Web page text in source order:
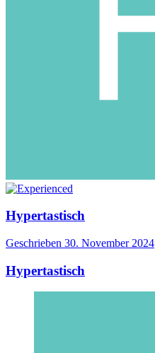
Hypertastisch
Geschrieben 30. November 2024
Hypertastisch